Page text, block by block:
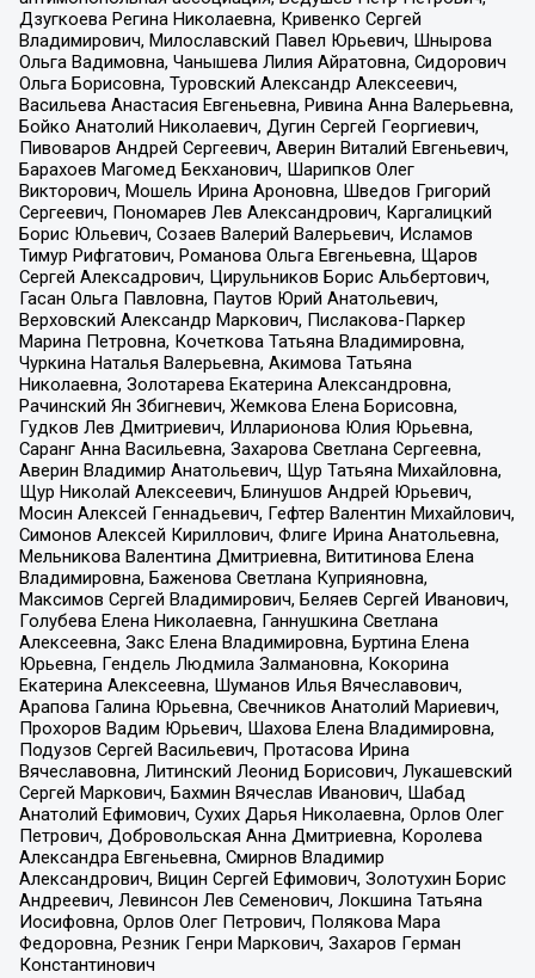
Дзугкоева Регина Николаевна, Кривенко Сергей
Владимирович, Милославский Павел Юрьевич, Шнырова
Ольга Вадимовна, Чанышева Лилия Айратовна, Сидорович
Ольга Борисовна, Туровский Александр Алексеевич,
Васильева Анастасия Евгеньевна, Ривина Анна Валерьевна,
Бойко Анатолий Николаевич, Дугин Сергей Георгиевич,
Пивоваров Андрей Сергеевич, Аверин Виталий Евгеньевич,
Барахоев Магомед Бекханович, Шарипков Олег
Викторович, Мошель Ирина Ароновна, Шведов Григорий
Сергеевич, Пономарев Лев Александрович, Каргалицкий
Борис Юльевич, Созаев Валерий Валерьевич, Исламов
Тимур Рифгатович, Романова Ольга Евгеньевна, Щаров
Сергей Алексадрович, Цирульников Борис Альбертович,
Гасан Ольга Павловна, Паутов Юрий Анатольевич,
Верховский Александр Маркович, Пислакова-Паркер
Марина Петровна, Кочеткова Татьяна Владимировна,
Чуркина Наталья Валерьевна, Акимова Татьяна
Николаевна, Золотарева Екатерина Александровна,
Рачинский Ян Збигневич, Жемкова Елена Борисовна,
Гудков Лев Дмитриевич, Илларионова Юлия Юрьевна,
Саранг Анна Васильевна, Захарова Светлана Сергеевна,
Аверин Владимир Анатольевич, Щур Татьяна Михайловна,
Щур Николай Алексеевич, Блинушов Андрей Юрьевич,
Мосин Алексей Геннадьевич, Гефтер Валентин Михайлович,
Симонов Алексей Кириллович, Флиге Ирина Анатольевна,
Мельникова Валентина Дмитриевна, Вититинова Елена
Владимировна, Баженова Светлана Куприяновна,
Максимов Сергей Владимирович, Беляев Сергей Иванович,
Голубева Елена Николаевна, Ганнушкина Светлана
Алексеевна, Закс Елена Владимировна, Буртина Елена
Юрьевна, Гендель Людмила Залмановна, Кокорина
Екатерина Алексеевна, Шуманов Илья Вячеславович,
Арапова Галина Юрьевна, Свечников Анатолий Мариевич,
Прохоров Вадим Юрьевич, Шахова Елена Владимировна,
Подузов Сергей Васильевич, Протасова Ирина
Вячеславовна, Литинский Леонид Борисович, Лукашевский
Сергей Маркович, Бахмин Вячеслав Иванович, Шабад
Анатолий Ефимович, Сухих Дарья Николаевна, Орлов Олег
Петрович, Добровольская Анна Дмитриевна, Королева
Александра Евгеньевна, Смирнов Владимир
Александрович, Вицин Сергей Ефимович, Золотухин Борис
Андреевич, Левинсон Лев Семенович, Локшина Татьяна
Иосифовна, Орлов Олег Петрович, Полякова Мара
Федоровна, Резник Генри Маркович, Захаров Герман
Константинович